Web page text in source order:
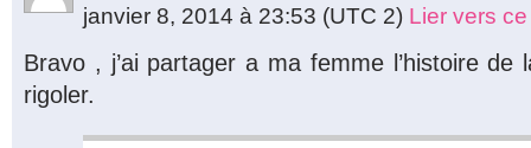
janvier 8, 2014 à 23:53 (UTC 2) Lier vers
Bravo , j’ai partager a ma femme l’histoire
rigoler.